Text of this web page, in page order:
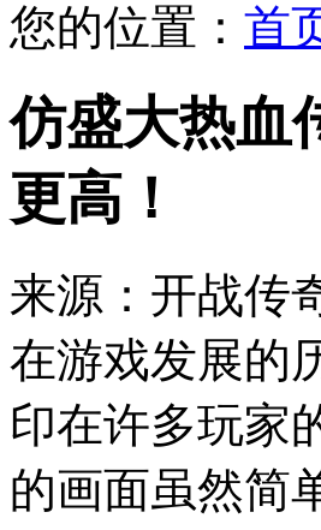
您的位置： 首
仿盛大热血
更高！
来源：开战传
在游戏发展的
印在许多玩家
的画面虽然简